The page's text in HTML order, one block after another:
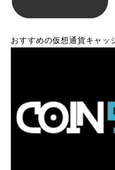
おすすめの仮想通貨キャッ